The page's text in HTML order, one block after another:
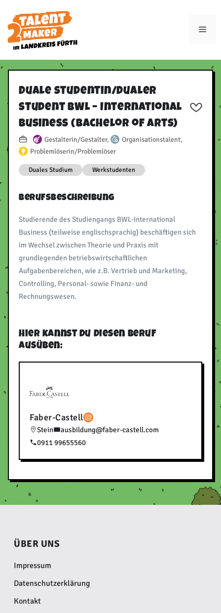
Inhalt
springen
Duale Studentin/​Dualer
Student BWL – International
Business (Bachelor of Arts)
Gestalterin/Gestalter, Organisationstalent,
Problemlöserin/Problemlöser
Duales Studium Werkstudenten
Berufsbeschreibung
Studierende des Studiengangs BWL-International
Business (teilweise englischsprachig) beschäftigen sich
im Wechsel zwischen Theorie und Praxis mit
grundlegenden betriebswirtschaftlichen
Aufgabenbereichen, wie z.B. Vertrieb und Marketing,
Controlling, Personal- sowie Finanz- und
Rechnungswesen.
Hier kannst du diesen Beruf
ausüben:
Faber-Castell
Stein
ausbildung@faber-castell.com
0911 99655560
ÜBER UNS
Impressum
Datenschutzerklärung
Kontakt